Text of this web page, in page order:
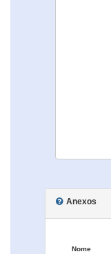
Anexos
Nome